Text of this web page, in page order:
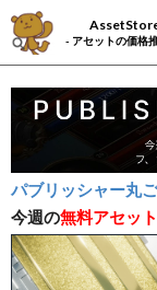
- アセットの価格
パブリッシャー丸
今週の無料アセッ